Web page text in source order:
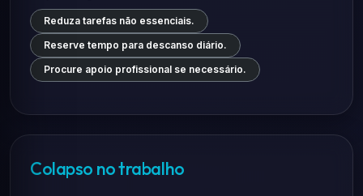
Reduza tarefas não essenciais.
Reserve tempo para descanso diário.
Procure apoio profissional se necessário.
Colapso no trabalho